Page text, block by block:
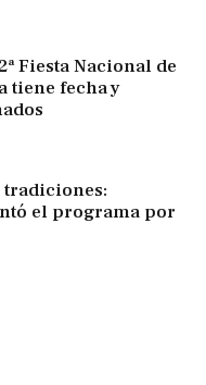
Fiesta Nacional de
tiene fecha y
tradiciones:
el programa por